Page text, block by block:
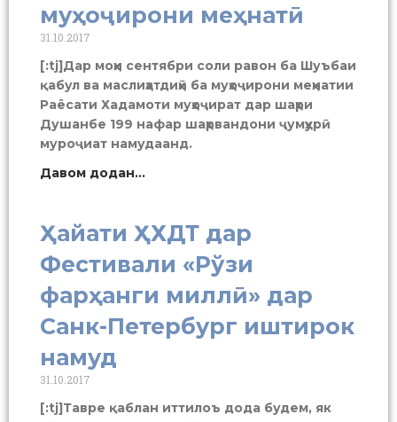
муҳоҷирони меҳнатӣ
31.10.2017
[:tj]Дар моҳи сентябри соли равон ба Шуъбаи
қабул ва маслиҳатдиҳӣ ба муҳоҷирони меҳнатии
Раёсати Хадамоти муҳоҷират дар шаҳри
Душанбе 199 нафар шаҳрвандони ҷумҳурӣ
муроҷиат намудаанд.
Давом додан...
Ҳайати ҲХДТ дар
Фестивали «Рўзи
фарҳанги миллӣ» дар
Санк-Петербург иштирок
намуд
31.10.2017
[:tj]Тавре қаблан иттилоъ дода будем, як